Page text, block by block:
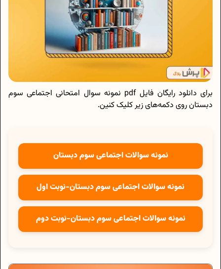
برای دانلود رایگان فایل pdf نمونه سوال امتحانی اجتماعی سوم
دبستان روی دکمه‌های زیر کلیک کنین.
نمونه سوالات اجتماعی سوم دبستان
نمونه سوالات اجتماعی سوم دبستان-نوبت اول
نمونه سوالات اجتماعی سوم دبستان-نوبت دوم